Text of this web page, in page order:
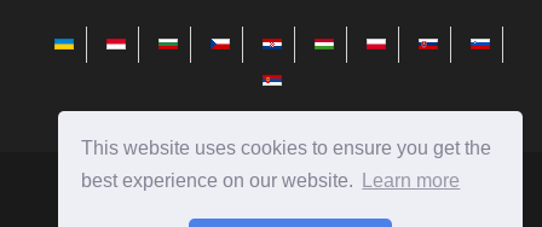
This website uses cookies to ensure you get the
best experience on our website.
Learn more
2026